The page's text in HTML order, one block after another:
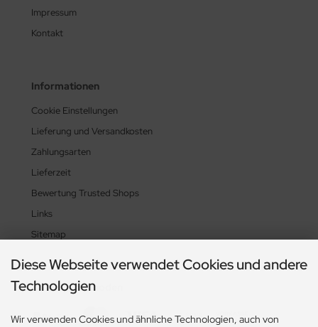
Impressum
Kontakt
Informationen
Cookie Einstellungen
Lieferung und Versandkosten
Zahlungsarten
Lieferzeit
Bewertung Trusted Shops
Links
Sitemap
Zahlungsmethoden
Diese Webseite verwendet Cookies und andere
Technologien
Wir verwenden Cookies und ähnliche Technologien, auch von